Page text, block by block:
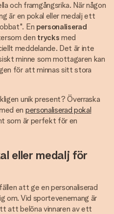
och framgångsrika. När någon
är en pokal eller medalj ett
En personaliserad
den trycks med
meddelande. Det är inte
minne som mottagaren kan
för att minnas sitt stora
unik present? Överraska
en personaliserad pokal
som är perfekt för en
eller medalj för
att ge en personaliserad
om. Vid sportevenemang är
att belöna vinnaren av ett